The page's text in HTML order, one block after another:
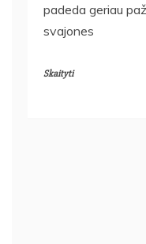
padeda geriau
svajones
Skaityti